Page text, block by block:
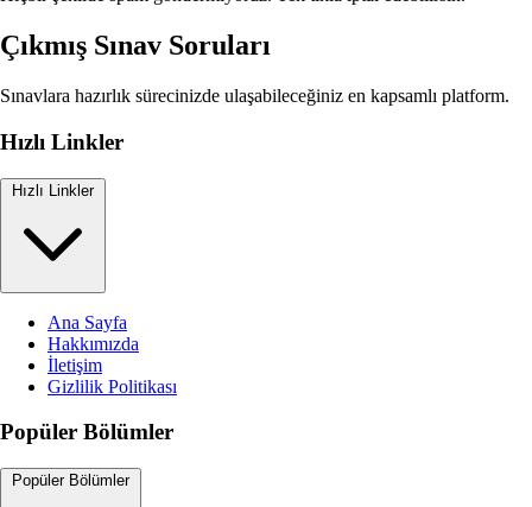
Çıkmış Sınav Soruları
Sınavlara hazırlık sürecinizde ulaşabileceğiniz en kapsamlı platform.
Hızlı Linkler
Hızlı Linkler
Ana Sayfa
Hakkımızda
İletişim
Gizlilik Politikası
Popüler Bölümler
Popüler Bölümler